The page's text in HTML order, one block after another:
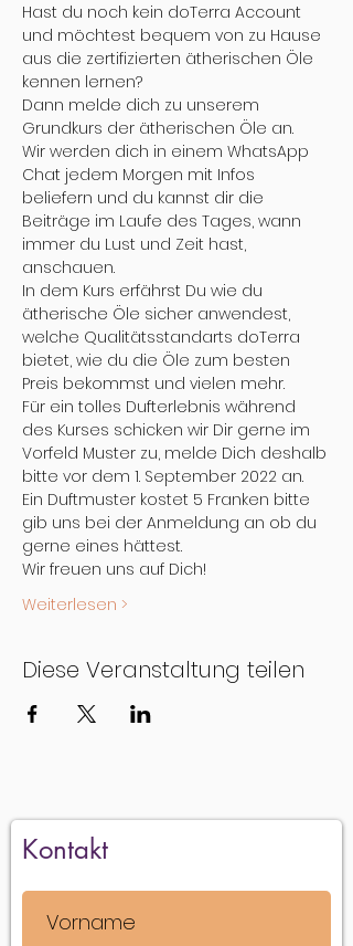
Hast du noch kein doTerra Account
und möchtest bequem von zu Hause
aus die zertifizierten ätherischen Öle
kennen lernen?
Dann melde dich zu unserem
Grundkurs der ätherischen Öle an.
Wir werden dich in einem WhatsApp
Chat jedem Morgen mit Infos
beliefern und du kannst dir die
Beiträge im Laufe des Tages, wann
immer du Lust und Zeit hast,
anschauen.
In dem Kurs erfährst Du wie du
ätherische Öle sicher anwendest,
welche Qualitätsstandarts doTerra
bietet, wie du die Öle zum besten
Preis bekommst und vielen mehr.
Für ein tolles Dufterlebnis während
des Kurses schicken wir Dir gerne im
Vorfeld Muster zu, melde Dich deshalb
bitte vor dem 1. September 2022 an.
Ein Duftmuster kostet 5 Franken bitte
gib uns bei der Anmeldung an ob du
gerne eines hättest.
Wir freuen uns auf Dich!
Weiterlesen >
Diese Veranstaltung teilen
Kontakt